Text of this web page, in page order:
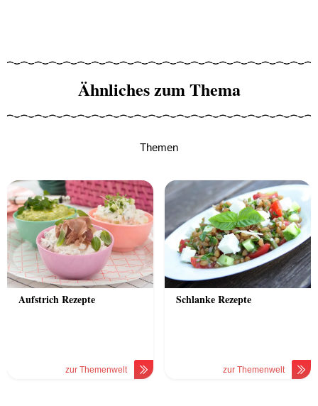
Ähnliches zum Thema
Themen
Aufstrich Rezepte
zur Themenwelt
Schlanke Rezepte
zur Themenwelt